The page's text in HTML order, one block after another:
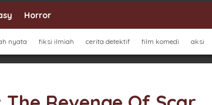
Horror
nyata fiksi ilmiah cerita detektif film komedi aksi